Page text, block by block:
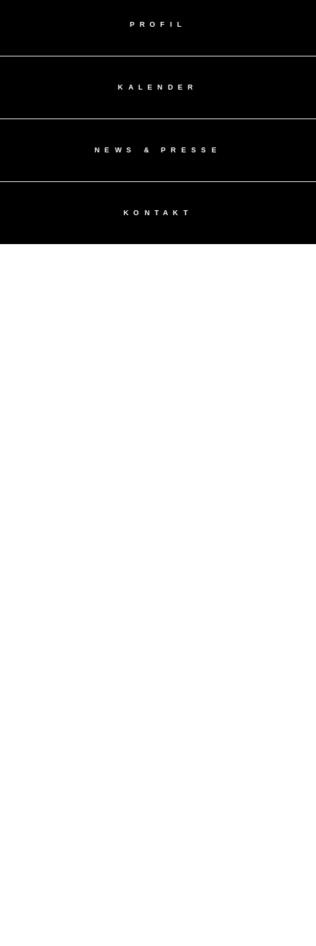
PROFIL
KALENDER
NEWS & PRESSE
KONTAKT